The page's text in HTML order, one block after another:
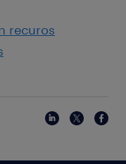
recuros